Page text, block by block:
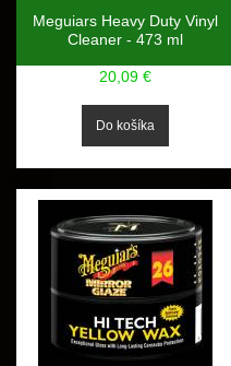
Meguiars Heavy Duty Vinyl
Cleaner - 473 ml
20,09 €